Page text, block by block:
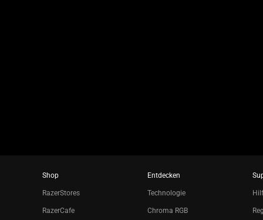
Shop
RazerStores
RazerCafe
Entdecken
Technologie
Chroma RGB